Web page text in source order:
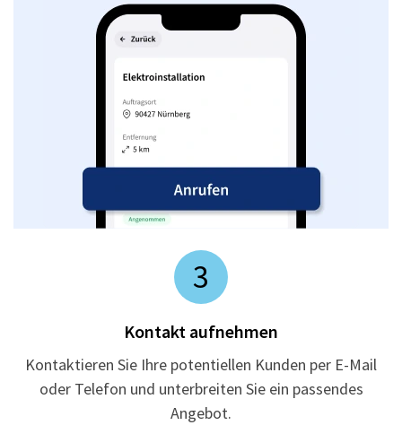
3
Kontakt aufnehmen
Kontaktieren Sie Ihre potentiellen Kunden per E-Mail
oder Telefon und unterbreiten Sie ein passendes
Angebot.